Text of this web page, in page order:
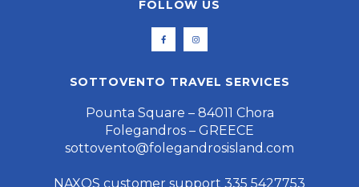
FOLLOW US
SOTTOVENTO TRAVEL SERVICES
Pounta Square – 84011 Chora
Folegandros – GREECE
sottovento@folegandrosisland.com
NAXOS customer support 335 5427753